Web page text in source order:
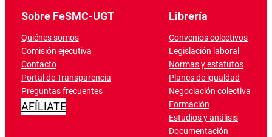
Sobre FeSMC-UGT
Quiénes somos
Comisión ejecutiva
Contacto
Portal de Transparencia
Preguntas frecuentes
AFÍLIATE
Librería
Convenios colectivos
Legislación laboral
Normas y estatutos
Planes de igualdad
Negociación colectiva
Formación
Estudios y análisis
Documentación